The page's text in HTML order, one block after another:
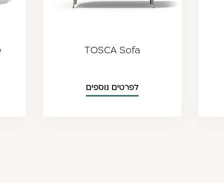
TOSCA Sofa
לפרטים נוספים